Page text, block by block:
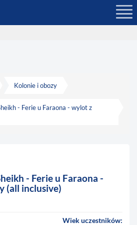
Kolonie i obozy
- Ferie u Faraona - wylot z
- Ferie u Faraona -
(all inclusive)
Wiek uczestników: